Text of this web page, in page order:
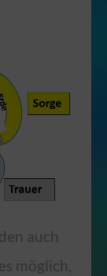
auch
möglich,